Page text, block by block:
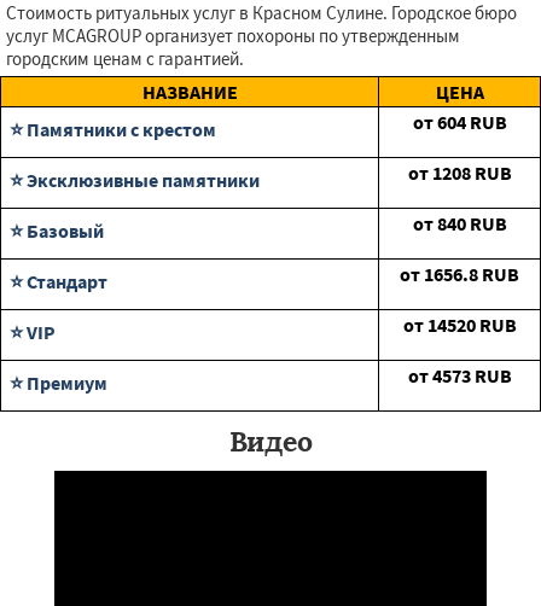
Стоимость ритуальных услуг в Красном Сулине. Городское бюро
услуг MCAGROUP организует похороны по утвержденным
городским ценам с гарантией.
НАЗВАНИЕ
ЦЕНА
⭐ Памятники с крестом
от604 RUB
⭐ Эксклюзивные памятники от 1208 RUB
⭐ Базовый от840 RUB
⭐ Стандарт от 1656.8 RUB
⭐ VIP от 14520 RUB
⭐ Премиум от4573 RUB
Видео